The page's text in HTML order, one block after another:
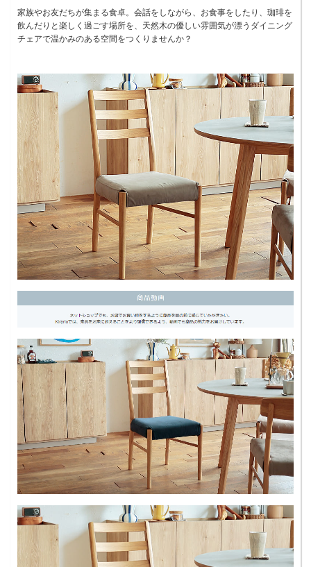
家族やお友だちが集まる食卓。会話をしながら、お食事をしたり、珈琲を
飲んだりと楽しく過ごす場所を、天然木の優しい雰囲気が漂うダイニング
チェアで温かみのある空間をつくりませんか？